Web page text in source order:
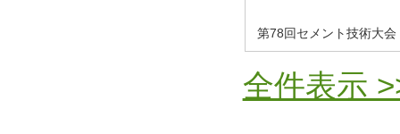
第78回セメント技術大
全件表示